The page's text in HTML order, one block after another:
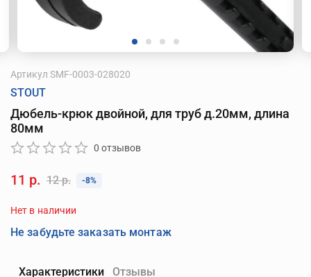
Артикул SMF-0003-028020
STOUT
Дюбель-крюк двойной, для труб д.20мм, длина
80мм
0 отзывов
11 р. 12 р. -8%
Нет в наличии
Не забудьте заказать монтаж
Характеристики Отзывы